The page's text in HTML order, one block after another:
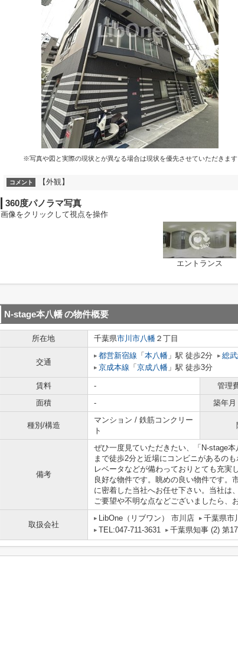
※写真や図と実際の現状とが異なる場合は現状を優先させていただきます
コメント 【外観】
360度パノラマ写真
画像をクリックして視点を操作
エントランス
N-stage本八幡の物件概要
所在地 千葉県市川市八幡 ２丁目
交通
都営新宿線 「 本八幡 」駅 徒歩2分 総
京成本線 「 京成八幡 」駅 徒歩3分
賃料 - 管理
面積
- 築年月
種別/構造
マンション / 鉄筋コンクリー
ト
備考
ぜひ一度見ていただきたい、「N-stage
まで徒歩2分と近場にコンビニがあるの
レベータなどが備わっておりとても充実
良好な物件です。眺めの良い物件です。
に密着した当社へお任せ下さい。当社は
ご要望や不明な点などございましたら、
取扱会社
LibOne（リブワン） 市川店
千葉県市
TEL:047-711-3631
千葉県知事 (2) 第